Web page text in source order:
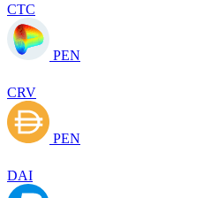
CTC
PEN
CRV
PEN
DAI